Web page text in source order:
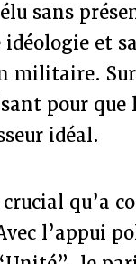
sans
et
militaire.
pour que
idéal.
qu’a
l’appui